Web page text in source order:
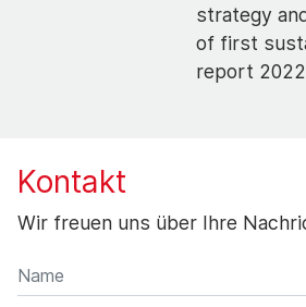
strategy
of first
report 2022
Kontakt
Wir freuen uns über Ihre